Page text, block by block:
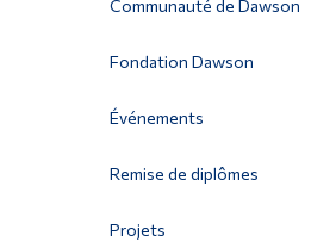
Communauté de Dawson
Fondation Dawson
Événements
Remise de diplômes
Projets